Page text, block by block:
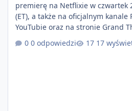
premierę na Netflixie w czwartek
(ET), a także na oficjalnym kanale
YouTubie oraz na stronie Grand
(ET) 27 sierpnia. https://netflix.com/GTAVI Grand Theft
Auto VI będzie dostępne 19
0 odpowiedzi 17